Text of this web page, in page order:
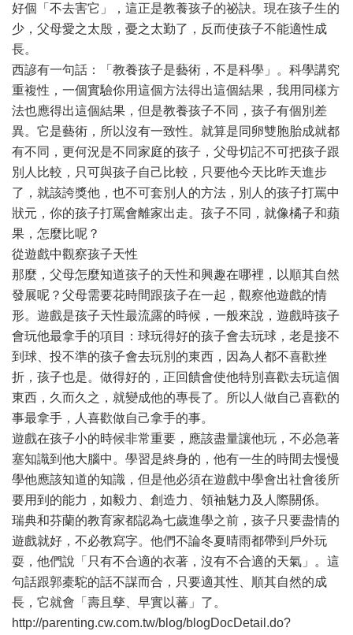
好個「不去害它」，這正是教養孩子的祕訣。現在孩子生的
少，父母愛之太殷，憂之太勤了，反而使孩子不能適性成
長。
西諺有一句話：「教養孩子是藝術，不是科學」。科學講究
重複性，一個實驗你用這個方法得出這個結果，我用同樣方
法也應得出這個結果，但是教養孩子不同，孩子有個別差
異。它是藝術，所以沒有一致性。就算是同卵雙胞胎成就都
有不同，更何況是不同家庭的孩子，父母切記不可把孩子跟
別人比較，只可與孩子自己比較，只要他今天比昨天進步
了，就該誇獎他，也不可套別人的方法，別人的孩子打罵中
狀元，你的孩子打罵會離家出走。孩子不同，就像橘子和蘋
果，怎麼比呢？
從遊戲中觀察孩子天性
那麼，父母怎麼知道孩子的天性和興趣在哪裡，以順其自然
發展呢？父母需要花時間跟孩子在一起，觀察他遊戲的情
形。遊戲是孩子天性最流露的時候，一般來說，遊戲時孩子
會玩他最拿手的項目：球玩得好的孩子會去玩球，老是接不
到球、投不準的孩子會去玩別的東西，因為人都不喜歡挫
折，孩子也是。做得好的，正回饋會使他特別喜歡去玩這個
東西，久而久之，就變成他的專長了。所以人做自己喜歡的
事最拿手，人喜歡做自己拿手的事。
遊戲在孩子小的時候非常重要，應該盡量讓他玩，不必急著
塞知識到他大腦中。學習是終身的，他有一生的時間去慢慢
學他應該知道的知識，但是他必須在遊戲中學會出社會後所
要用到的能力，如毅力、創造力、領袖魅力及人際關係。
瑞典和芬蘭的教育家都認為七歲進學之前，孩子只要盡情的
遊戲就好，不必教寫字。他們不論冬夏晴雨都帶到戶外玩
耍，他們說「只有不合適的衣著，沒有不合適的天氣」。這
句話跟郭橐駝的話不謀而合，只要適其性、順其自然的成
長，它就會「壽且孳、早實以蕃」了。
http://parenting.cw.com.tw/blog/blogDocDetail.do?